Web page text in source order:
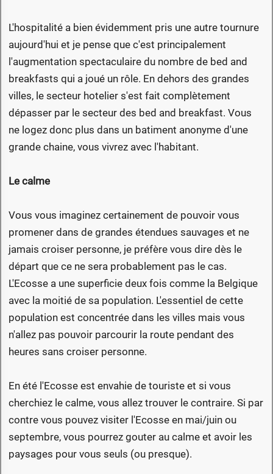
L'hospitalité a bien évidemment pris une autre tournure
aujourd'hui et je pense que c'est principalement
l'augmentation spectaculaire du nombre de bed and
breakfasts qui a joué un rôle. En dehors des grandes
villes, le secteur hotelier s'est fait complètement
dépasser par le secteur des bed and breakfast. Vous
ne logez donc plus dans un batiment anonyme d'une
grande chaine, vous vivrez avec l'habitant.
Le calme
Vous vous imaginez certainement de pouvoir vous
promener dans de grandes étendues sauvages et ne
jamais croiser personne, je préfère vous dire dès le
départ que ce ne sera probablement pas le cas.
L'Ecosse a une superficie deux fois comme la Belgique
avec la moitié de sa population. L'essentiel de cette
population est concentrée dans les villes mais vous
n'allez pas pouvoir parcourir la route pendant des
heures sans croiser personne.
En été l'Ecosse est envahie de touriste et si vous
cherchiez le calme, vous allez trouver le contraire. Si par
contre vous pouvez visiter l'Ecosse en mai/juin ou
septembre, vous pourrez gouter au calme et avoir les
paysages pour vous seuls (ou presque).